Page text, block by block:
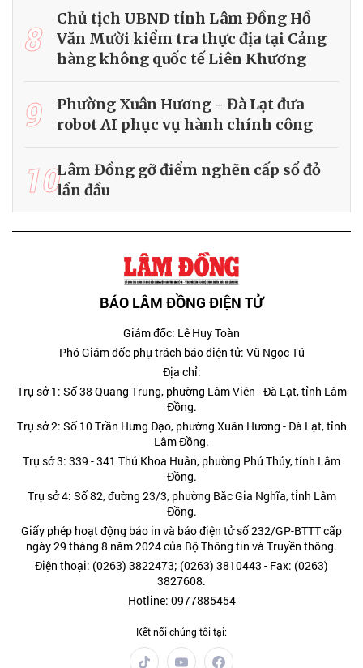
8
Chủ tịch UBND tỉnh Lâm Đồng Hồ
Văn Mười kiểm tra thực địa tại Cảng
hàng không quốc tế Liên Khương
9
Phường Xuân Hương - Đà Lạt đưa
robot AI phục vụ hành chính công
10Lâm Đồng gỡ điểm nghẽn cấp sổ đỏ
lần đầu
BÁO LÂM ĐỒNG ĐIỆN TỬ
Giám đốc: Lê Huy Toàn
Phó Giám đốc phụ trách báo điện tử: Vũ Ngọc Tú
Địa chỉ:
Trụ sở 1: Số 38 Quang Trung, phường Lâm Viên - Đà Lạt, tỉnh Lâm
Đồng.
Trụ sở 2: Số 10 Trần Hưng Đạo, phường Xuân Hương - Đà Lạt, tỉnh
Lâm Đồng.
Trụ sở 3: 339 - 341 Thủ Khoa Huân, phường Phú Thủy, tỉnh Lâm
Đồng.
Trụ sở 4: Số 82, đường 23/3, phường Bắc Gia Nghĩa, tỉnh Lâm
Đồng.
Giấy phép hoạt động báo in và báo điện tử số 232/GP-BTTT cấp
ngày 29 tháng 8 năm 2024 của Bộ Thông tin và Truyền thông.
Điện thoại: (0263) 3822473; (0263) 3810443 - Fax: (0263)
3827608.
Hotline: 0977885454
Kết nối chúng tôi tại: